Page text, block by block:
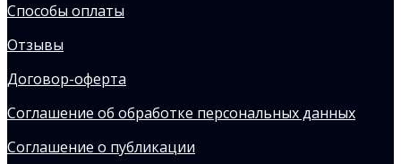
Способы оплаты
Отзывы
Договор-оферта
Соглашение об обработке персональных данных
Соглашение о публикации